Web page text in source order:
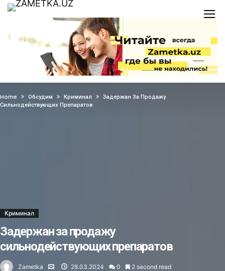
Home Обсудим Криминал
Задержан За Продажу
Сильнодействующих Препаратов
Криминал
Задержан за продажу
сильнодействующих препаратов
Zametka 28.03.2024 0 2 second read